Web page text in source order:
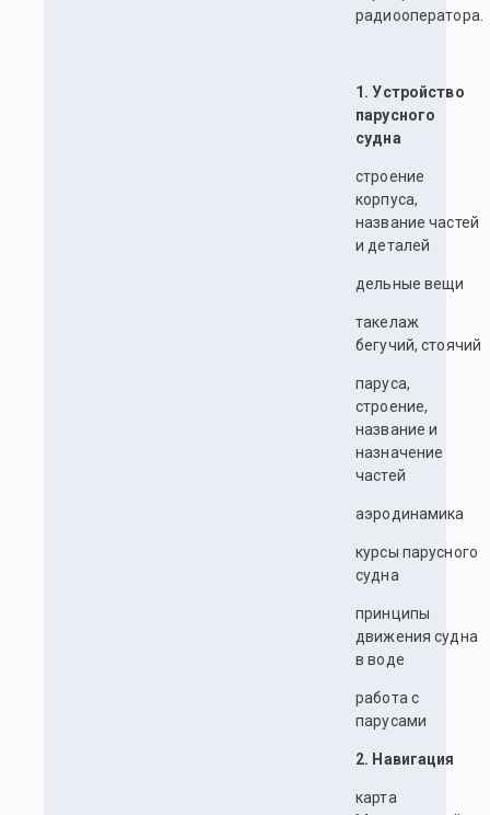
радиооператора.
1. Устройство
парусного
судна
строение
корпуса,
название частей
и деталей
дельные вещи
такелаж
бегучий, стоячий
паруса,
строение,
название и
назначение
частей
аэродинамика
курсы парусного
судна
принципы
движения судна
в воде
работа с
парусами
2. Навигация
карта